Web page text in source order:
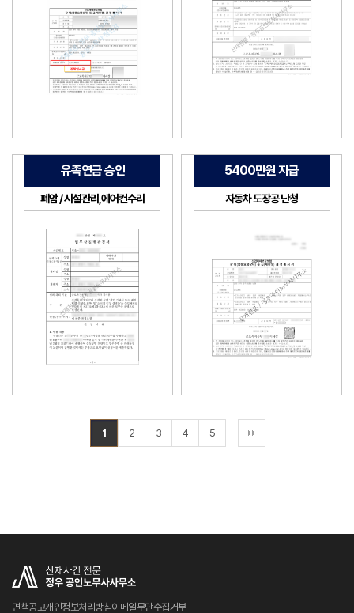
유족연금 승인
폐암 / 시설관리,에어컨수리
5400만원 지급
자동차 도장공 난청
1 2 3 4 5
면책공고개인정보처리방침이메일무단수집거부